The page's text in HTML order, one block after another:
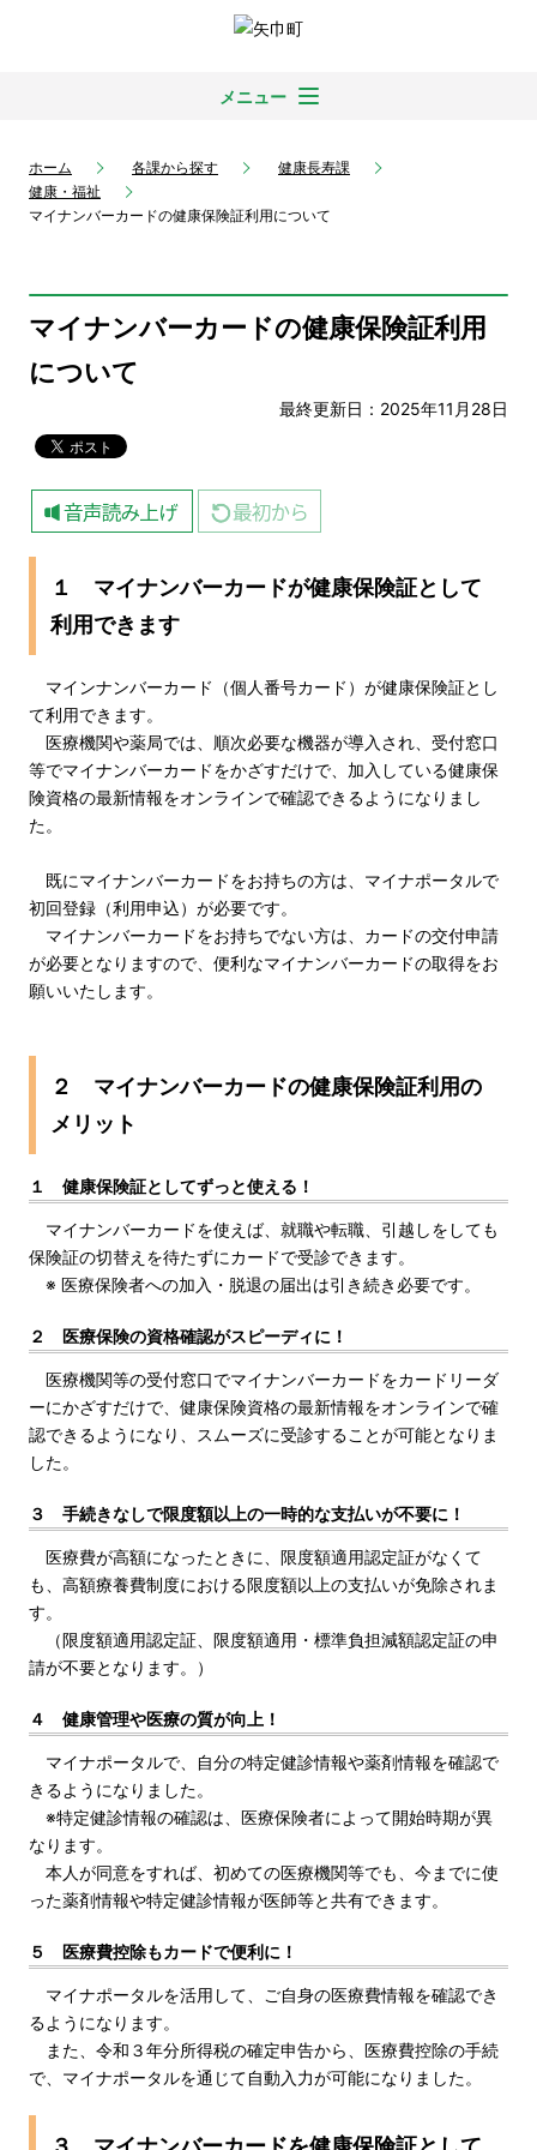
メニュー
ホーム 各課から探す
健康長寿課
健康・福祉
マイナンバーカードの健康保険証利用について
マイナンバーカードの健康保険証利用
について
最終更新日：2025年11月28日
１ マイナンバーカードが健康保険証として
利用できます
マインナンバーカード（個人番号カード）が健康保険証とし
て利用できます。
医療機関や薬局では、順次必要な機器が導入され、受付窓口
等でマイナンバーカードをかざすだけで、加入している健康保
険資格の最新情報をオンラインで確認できるようになりまし
た。
既にマイナンバーカードをお持ちの方は、マイナポータルで
初回登録（利用申込）が必要です。
マイナンバーカードをお持ちでない方は、カードの交付申請
が必要となりますので、便利なマイナンバーカードの取得をお
願いいたします。
２ マイナンバーカードの健康保険証利用の
メリット
１ 健康保険証としてずっと使える！
マイナンバーカードを使えば、就職や転職、引越しをしても
保険証の切替えを待たずにカードで受診できます。
※ 医療保険者への加入・脱退の届出は引き続き必要です。
２ 医療保険の資格確認がスピーディに！
医療機関等の受付窓口でマイナンバーカードをカードリーダ
ーにかざすだけで、健康保険資格の最新情報をオンラインで確
認できるようになり、スムーズに受診することが可能となりま
した。
３ 手続きなしで限度額以上の一時的な支払いが不要に！
医療費が高額になったときに、限度額適用認定証がなくて
も、高額療養費制度における限度額以上の支払いが免除されま
す。
（限度額適用認定証、限度額適用・標準負担減額認定証の申
請が不要となります。）
４ 健康管理や医療の質が向上！
マイナポータルで、自分の特定健診情報や薬剤情報を確認で
きるようになりました。
※特定健診情報の確認は、医療保険者によって開始時期が異
なります。
本人が同意をすれば、初めての医療機関等でも、今までに使
った薬剤情報や特定健診情報が医師等と共有できます。
５ 医療費控除もカードで便利に！
マイナポータルを活用して、ご自身の医療費情報を確認でき
るようになります。
また、令和３年分所得税の確定申告から、医療費控除の手続
で、マイナポータルを通じて自動入力が可能になりました。